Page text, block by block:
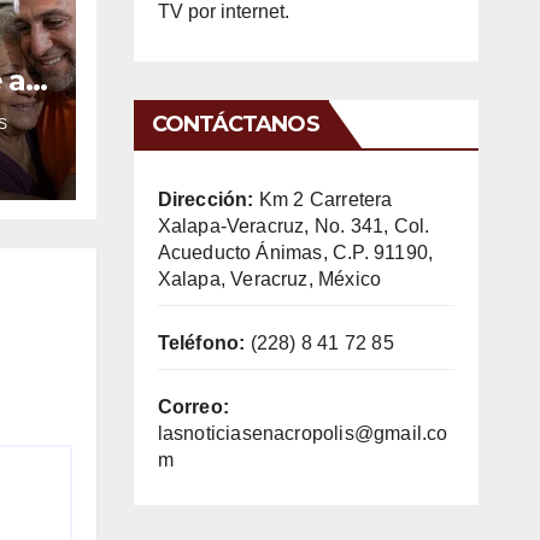
a
TV por internet.
CONTÁCTANOS
Dirección: Km 2 Carretera
Xalapa-Veracruz, No. 341, Col.
Acueducto Ánimas, C.P. 91190,
Xalapa, Veracruz, México
Teléfono: (228) 8 41 72 85
Correo:
lasnoticiasenacropolis@gmail.co
m